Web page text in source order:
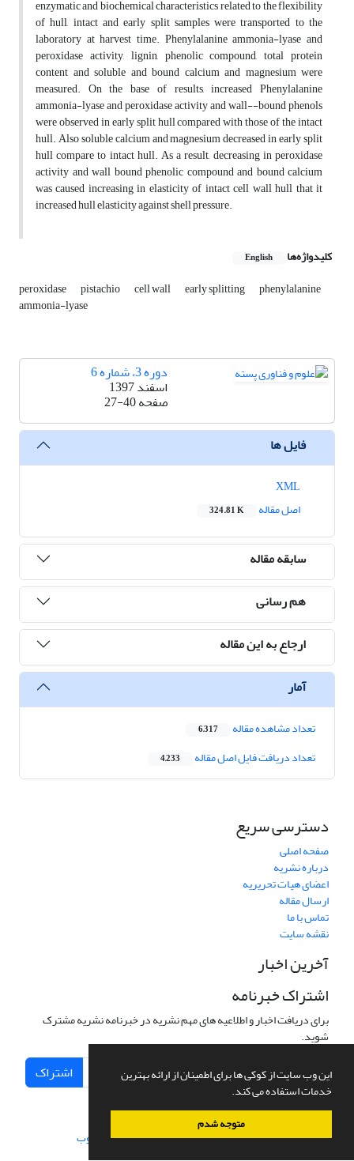
این وب سایت از کوکی ها برای اطمینان از ارائه بهترین
خدمات استفاده می کند.
متوجه شدم
enzymatic and biochemical characteristics related to the flexibility
of hull, intact and early split samples were transported to the
laboratory at harvest time. Phenylalanine ammonia-lyase and
peroxidase activity, lignin, phenolic compound, total protein
content and soluble and bound calcium and magnesium were
measured. On the base of results, increased Phenylalanine
ammonia-lyase and peroxidase activity and wall--bound phenols
were observed in early split hull compared with those of the intact
hull. Also soluble calcium and magnesium decreased in early split
hull compare to intact hull. As a result, decreasing in peroxidase
activity and wall bound phenolic compound and bound calcium
was caused increasing in elasticity of intact cell wall hull that it
increased hull elasticity against shell pressure.
کلیدواژه‌ها English
peroxidase pistachio cell wall early splitting phenylalanine
ammonia-lyase
دوره 3، شماره 6
اسفند 1397
صفحه27-40
فایل ها
اصل مقاله
324.81 K
سابقه مقاله
هم رسانی
ارجاع به این مقاله
آمار
تعداد مشاهده مقاله 6,317
تعداد دریافت فایل اصل مقاله 4,233
دسترسی سریع
صفحه اصلی
درباره نشریه
اعضای هیات تحریریه
ارسال مقاله
تماس با ما
نقشه سایت
آخرین اخبار
اشتراک خبرنامه
برای دریافت اخبار و اطلاعیه های مهم نشریه در خبرنامه نشریه مشترک
شوید.
اشتراک
سامانه مدیریت نشریات علمی.طراحی و پیاده سازی از سیناوب